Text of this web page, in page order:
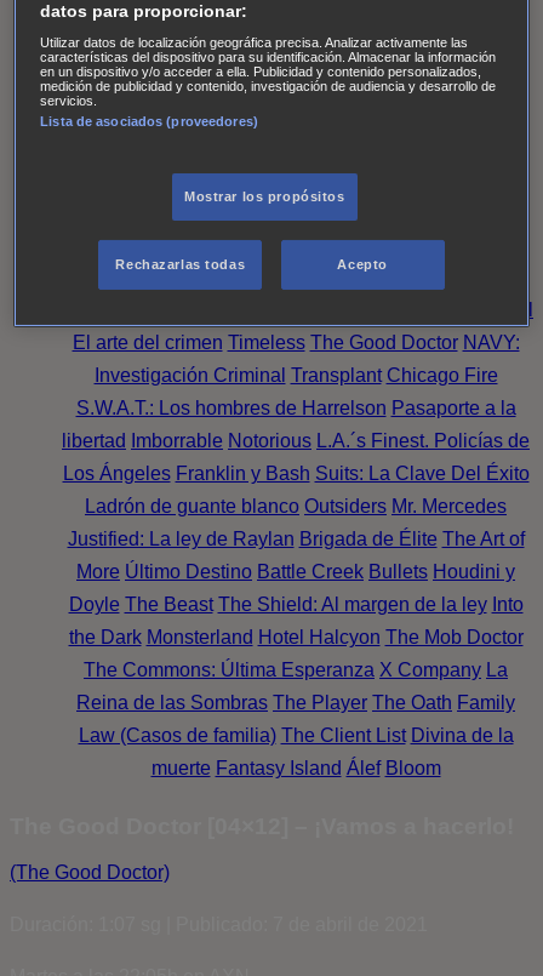
de personas desaparecidas
Ladrón de guante blanco Hannibal Daños y Perjuicios
AXN Masters of Sex Three PinesAccused CarterAlice
Nevers Crossing Lines
Magpie Murders Blindspot Coyote
Noche Wild Bill Mentes Criminales Candice Renoir
Annika
El arte del crimen Timeless The Good Doctor NAVY:
Investigación Criminal Transplant Chicago Fire
S.W.A.T.: Los hombres de Harrelson Pasaporte a la
libertad
Imborrable Notorious L.A.´s Finest. Policías de
Los Ángeles Franklin y Bash Suits: La Clave Del Éxito
Ladrón de guante blanco Outsiders Mr. Mercedes
Justified: La ley de Raylan Brigada de Élite The Art of
More Último Destino Battle Creek Bullets Houdini y
Doyle The Beast The Shield: Al margen de la ley Into
the Dark Monsterland Hotel Halcyon The Mob Doctor
The Commons: Última Esperanza X Company La
Reina de las Sombras The Player The Oath Family
Law (Casos de familia) The Client List Divina de la
muerte Fantasy Island Álef Bloom
(The Good Doctor)
datos para proporcionar:
Utilizar datos de localización geográfica precisa. Analizar activamente las
características del dispositivo para su identificación. Almacenar la información
en un dispositivo y/o acceder a ella. Publicidad y contenido personalizados,
medición de publicidad y contenido, investigación de audiencia y desarrollo de
servicios.
Lista de asociados (proveedores)
Mostrar los propósitos
Rechazarlas todas Acepto